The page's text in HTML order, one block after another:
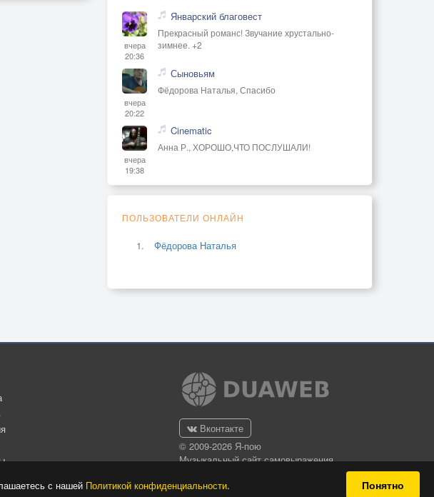
с нашей Политикой конфиденциальности. Понятно
вчера
20:36
Январский благовест
Прекрасный романс! Звучание хрустально-
зимнее. +2
вчера
20:22
Сыновьям
Фёдорова Наталья, Спасибо
вчера
19:38
Cinematic
Анна Р., ХОРОШО,ЧТО ПОСЛУШАЛИ!
ПОЛЬЗОВАТЕЛИ ОНЛАЙН
Фёдорова Наталья
Вконтакте
© 2009-2026 Я-пою
Музыкальный сайт самовыражения